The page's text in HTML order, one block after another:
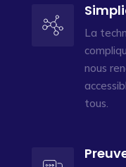
La
nous
tous.